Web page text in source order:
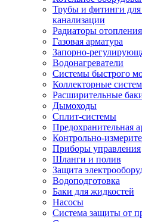
Трубы и фитинги для
канализации
Радиаторы отопления
Газовая арматура
Запорно-
Водонагреватели
Системы быстрого
Коллекторные
Расширительные
Дымоходы
Сплит-системы
Предохранительная
Контрольно-
Приборы управления
Шланги и полив
Защита
Водоподготовка
Баки для жидкостей
Насосы
Система защиты от